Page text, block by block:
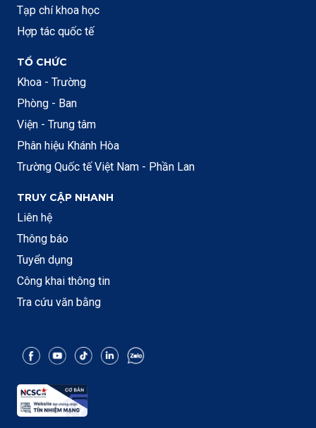
Tạp chí khoa học
Hợp tác quốc tế
TỔ CHỨC
Khoa - Trường
Phòng - Ban
Viện - Trung tâm
Phân hiệu Khánh Hòa
Trường Quốc tế Việt Nam - Phần Lan
TRUY CẬP NHANH
Liên hệ
Thông báo
Tuyển dụng
Công khai thông tin
Tra cứu văn bằng